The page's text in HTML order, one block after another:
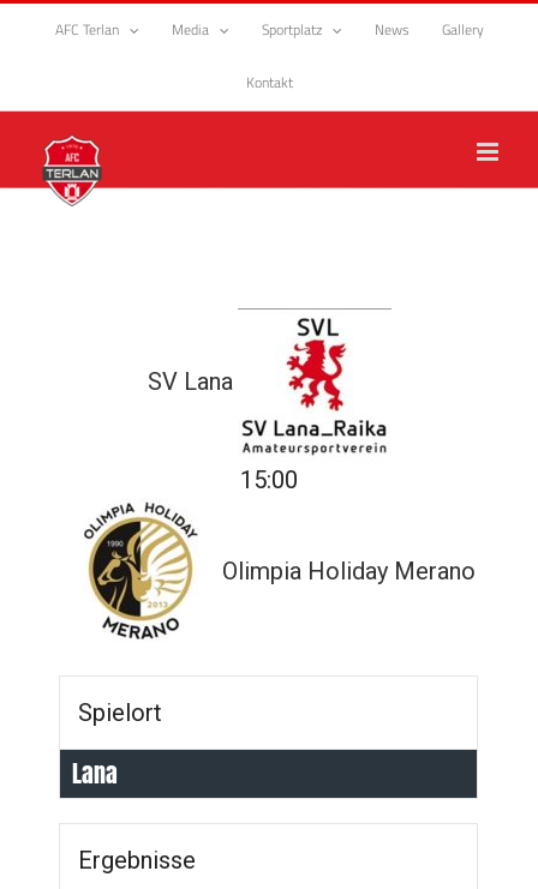
Zum
AFC Terlan Media Sportplatz News Gallery
Kontakt
SV Lana
15:00
Olimpia Holiday Merano
Spielort
Lana
Ergebnisse